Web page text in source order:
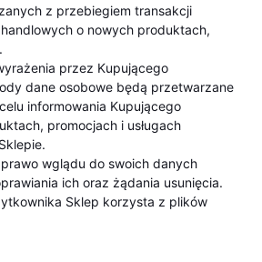
z przebiegiem transakcji
o nowych produktach,
przez Kupującego
dane osobowe będą przetwarzane
informowania Kupującego
promocjach i usługach
wglądu do swoich danych
ich oraz żądania usunięcia.
Sklep korzysta z plików